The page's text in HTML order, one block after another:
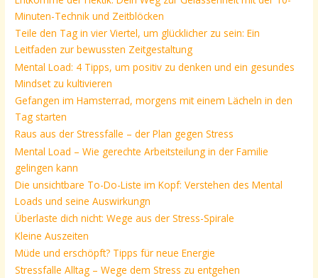
Minuten-Technik und Zeitblöcken
Teile den Tag in vier Viertel, um glücklicher zu sein: Ein
Leitfaden zur bewussten Zeitgestaltung
Mental Load: 4 Tipps, um positiv zu denken und ein gesundes
Mindset zu kultivieren
Gefangen im Hamsterrad, morgens mit einem Lächeln in den
Tag starten
Raus aus der Stressfalle – der Plan gegen Stress
Mental Load – Wie gerechte Arbeitsteilung in der Familie
gelingen kann
Die unsichtbare To-Do-Liste im Kopf: Verstehen des Mental
Loads und seine Auswirkungn
Überlaste dich nicht: Wege aus der Stress-Spirale
Kleine Auszeiten
Müde und erschöpft? Tipps für neue Energie
Stressfalle Alltag – Wege dem Stress zu entgehen